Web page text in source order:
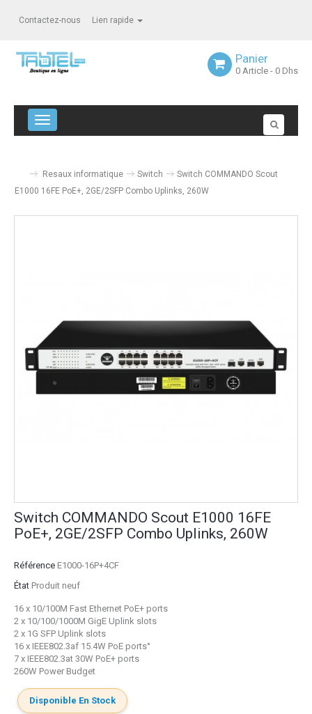
Contactez-nous Lien rapide
Panier
0 Article - 0 Dhs
Navigation bascule
Resaux informatique Switch
Switch COMMANDO Scout
E1000 16FE PoE+, 2GE/2SFP Combo Uplinks, 260W
Switch COMMANDO Scout E1000 16FE
PoE+, 2GE/2SFP Combo Uplinks, 260W
Référence E1000-16P+4CF
État Produit neuf
16 x 10/100M Fast Ethernet PoE+ ports
2 x 10/100/1000M GigE Uplink slots
2 x 1G SFP Uplink slots
16 x IEEE802.3af 15.4W PoE ports°
7 x IEEE802.3at 30W PoE+ ports
260W Power Budget
Disponible En Stock